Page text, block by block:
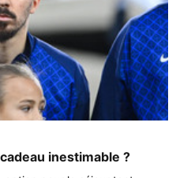
inestimable ?